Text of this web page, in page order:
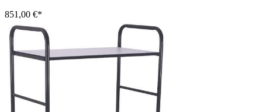
851,00 €*